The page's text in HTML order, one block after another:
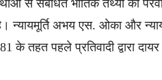
से संबंधित भौतिक तथ्यों की
न्यायमूर्ति अभय एस. ओका और
के तहत पहले प्रतिवादी द्वारा